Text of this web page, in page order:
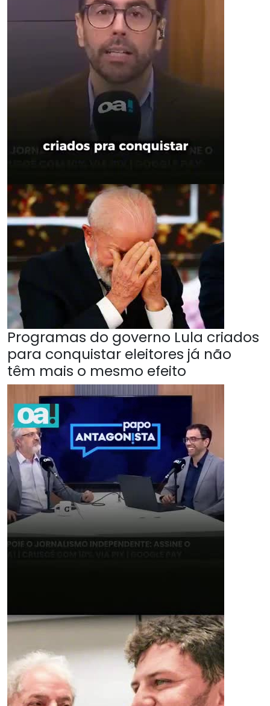
Programas do governo Lula criados
para conquistar eleitores já não
têm mais o mesmo efeito